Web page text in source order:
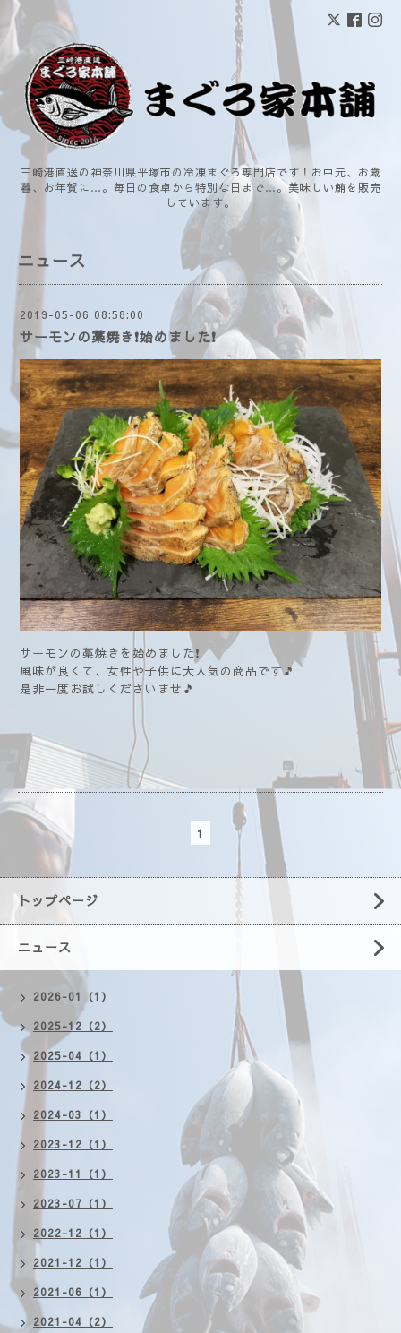
三崎港直送の神奈川県平塚市の冷凍まぐろ専門店です！お中元、お歳
暮、お年賀に…。毎日の食卓から特別な日まで…。美味しい鮪を販売
しています。
ニュース
2019-05-06 08:58:00
サーモンの藁焼き❗始めました❗
サーモンの藁焼きを始めました❗
風味が良くて、女性や子供に大人気の商品です🎵
是非一度お試しくださいませ🎵
1
トップページ
ニュース
2026-01（1）
2025-12（2）
2025-04（1）
2024-12（2）
2024-03（1）
2023-12（1）
2023-11（1）
2023-07（1）
2022-12（1）
2021-12（1）
2021-06（1）
2021-04（2）